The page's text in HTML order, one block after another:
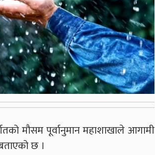
मौसम पूर्वानुमान महाशाखाले आगामी
छ ।